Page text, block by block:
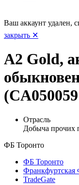
Ваш аккаунт удален,
закрыть ✕
A2 Gold,
Отрасль
Добыча прочих
ФБ Торонто
ФБ Торонто
Франкфуртская
TradeGate